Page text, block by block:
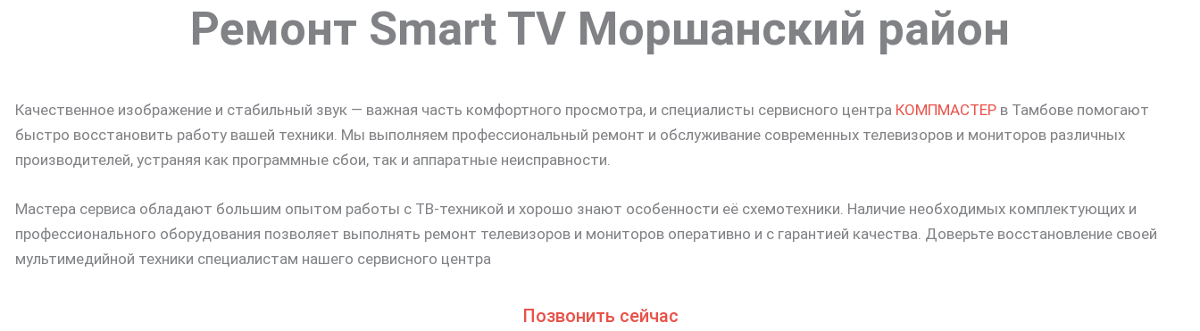
Ремонт Smart TV Моршанский район
Качественное изображение и стабильный звук — важная часть комфортного просмотра, и специалисты сервисного центра КОМПМАСТЕР в Тамбове помогают
быстро восстановить работу вашей техники. Мы выполняем профессиональный ремонт и обслуживание современных телевизоров и мониторов различных
производителей, устраняя как программные сбои, так и аппаратные неисправности.
Мастера сервиса обладают большим опытом работы с ТВ-техникой и хорошо знают особенности её схемотехники. Наличие необходимых комплектующих и
профессионального оборудования позволяет выполнять ремонт телевизоров и мониторов оперативно и с гарантией качества. Доверьте восстановление своей
мультимедийной техники специалистам нашего сервисного центра
Позвонить сейчас